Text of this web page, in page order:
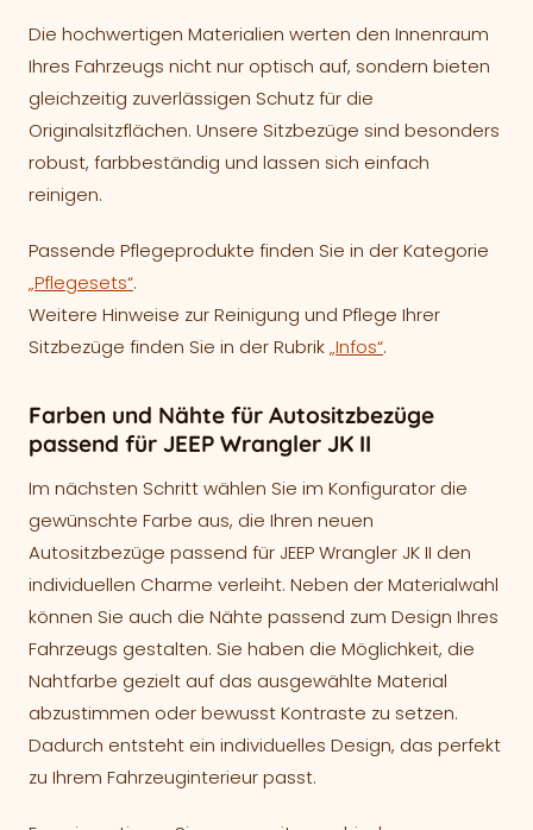
Die hochwertigen Materialien werten den Innenraum
Ihres Fahrzeugs nicht nur optisch auf, sondern bieten
gleichzeitig zuverlässigen Schutz für die
Originalsitzflächen. Unsere Sitzbezüge sind besonders
robust, farbbeständig und lassen sich einfach
reinigen.
Passende Pflegeprodukte finden Sie in der Kategorie
„Pflegesets“.
Weitere Hinweise zur Reinigung und Pflege Ihrer
Sitzbezüge finden Sie in der Rubrik„Infos“.
Farben und Nähte für Autositzbezüge
passend für JEEP Wrangler JK II
Im nächsten Schritt wählen Sie im Konfigurator die
gewünschte Farbe aus, die Ihren neuen
Autositzbezüge passend für JEEP Wrangler JK II den
individuellen Charme verleiht. Neben der Materialwahl
können Sie auch die Nähte passend zum Design Ihres
Fahrzeugs gestalten. Sie haben die Möglichkeit, die
Nahtfarbe gezielt auf das ausgewählte Material
abzustimmen oder bewusst Kontraste zu setzen.
Dadurch entsteht ein individuelles Design, das perfekt
zu Ihrem Fahrzeuginterieur passt.